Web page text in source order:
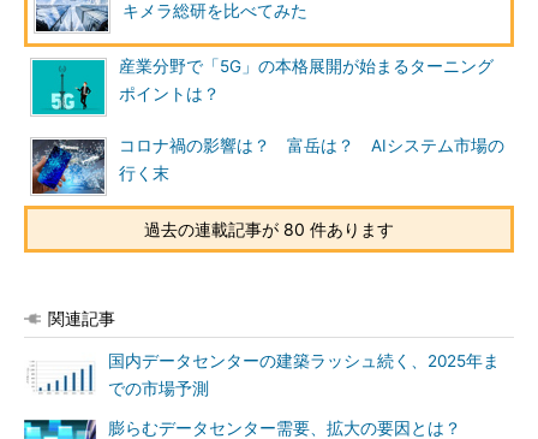
キメラ総研を比べてみた
産業分野で「5G」の本格展開が始まるターニング
ポイントは？
コロナ禍の影響は？ 富岳は？ AIシステム市場の
行く末
過去の連載記事が 80 件あります
関連記事
国内データセンターの建築ラッシュ続く、2025年ま
での市場予測
膨らむデータセンター需要、拡大の要因とは？